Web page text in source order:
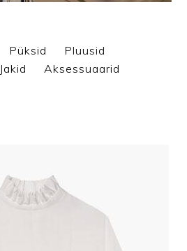
Püksid
Pluusid
Jakid
Aksessuaarid